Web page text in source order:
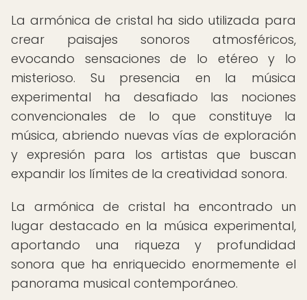
La armónica de cristal ha sido utilizada para
crear paisajes sonoros atmosféricos,
evocando sensaciones de lo etéreo y lo
misterioso. Su presencia en la música
experimental ha desafiado las nociones
convencionales de lo que constituye la
música, abriendo nuevas vías de exploración
y expresión para los artistas que buscan
expandir los límites de la creatividad sonora.
La armónica de cristal ha encontrado un
lugar destacado en la música experimental,
aportando una riqueza y profundidad
sonora que ha enriquecido enormemente el
panorama musical contemporáneo.